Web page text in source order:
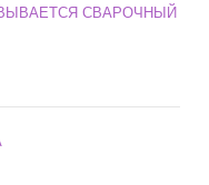
СВАРОЧНЫЙ